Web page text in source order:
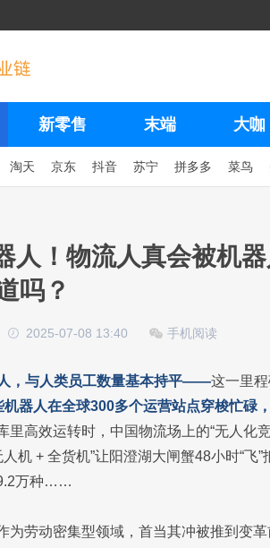
新零售 末端 大咖
淘天 京东 抖音 苏宁 拼多多 菜鸟
人！物流人真会被机器
吗？
2025-07-08 13:40 手机阅读
，与人类员工数量基本持平——这一里
机器人在全球300多个运营站点穿梭忙碌
里高效运转时，中国物流场上的“无人化
机 + 全货机”让阳澄湖大闸蟹48小时“飞”
9.2万种……
劳动密集型领域，首当其冲被推到变革